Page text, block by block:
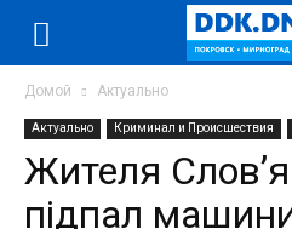
Домой Актуально
Актуально Криминал и Происшествия
Жителя
підпал